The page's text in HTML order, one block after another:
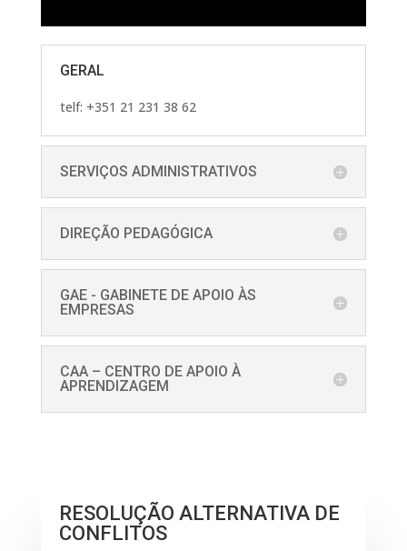
GERAL
telf: +351 21 231 38 62
SERVIÇOS ADMINISTRATIVOS
DIREÇÃO PEDAGÓGICA
GAE - GABINETE DE APOIO ÀS
EMPRESAS
CAA – CENTRO DE APOIO À
APRENDIZAGEM
RESOLUÇÃO​ ALTERNATIVA DE
CONFLITOS